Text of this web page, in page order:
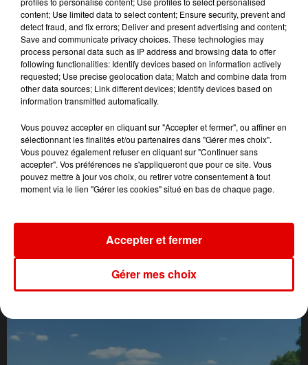
LE CLUB RVM
Jusqu'a 2h !
KUNGS
This Girl
DAFT PUNK
One More Time
L'ACTU DES ARDENNES
content; Use limited data to select content; Ensure security, prevent and
detect fraud, and fix errors; Deliver and present advertising and content;
Save and communicate privacy choices. These technologies may
process personal data such as IP address and browsing data to offer
following functionalities: Identify devices based on information actively
requested; Use precise geolocation data; Match and combine data from
other data sources; Link different devices; Identify devices based on
information transmitted automatically.
Vous pouvez accepter en cliquant sur "Accepter et fermer", ou affiner en
sélectionnant les finalités et/ou partenaires dans "Gérer mes choix".
Vous pouvez également refuser en cliquant sur "Continuer sans
accepter". Vos préférences ne s'appliqueront que pour ce site. Vous
pouvez mettre à jour vos choix, ou retirer votre consentement à tout
moment via le lien "Gérer les cookies" situé en bas de chaque page.
Gérer mes choix
Accepter et fermer